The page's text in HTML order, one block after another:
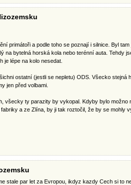
primátoři a podle toho se poznají i silnice. Byl
na bytelná horská kola nebo terénní auta. Tehdy
lépe na kolo nesedat.
ostatní (jestli se nepletu) ODS. Všecko stejná
jen před volbami.
všecky ty parazity by vykopal. Kdyby bylo možno
fabriky a ze Zlína, by ji tak roztočil, že by se mohly
stale par let za Evropou, ikdyz kazdy Cech si to